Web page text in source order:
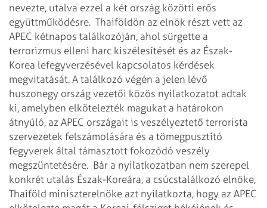
nevezte, utalva ezzel a két ország közötti erős
együttműködésre. Thaiföldön az elnök részt vett az
APEC kétnapos találkozóján, ahol sürgette a
terrorizmus elleni harc kiszélesítését és az Észak-
Korea lefegyverzésével kapcsolatos kérdések
megvitatását. A találkozó végén a jelen lévő
huszonegy ország vezetői közös nyilatkozatot adtak
ki, amelyben elkötelezték magukat a határokon
átnyúló, az APEC országait is veszélyeztető terrorista
szervezetek felszámolására és a tömegpusztító
fegyverek által támasztott fokozódó veszély
megszüntetésére. Bár a nyilatkozatban nem szerepel
konkrét utalás Észak-Koreára, a csúcstalálkozó elnöke,
Thaiföld miniszterelnöke azt nyilatkozta, hogy az APEC